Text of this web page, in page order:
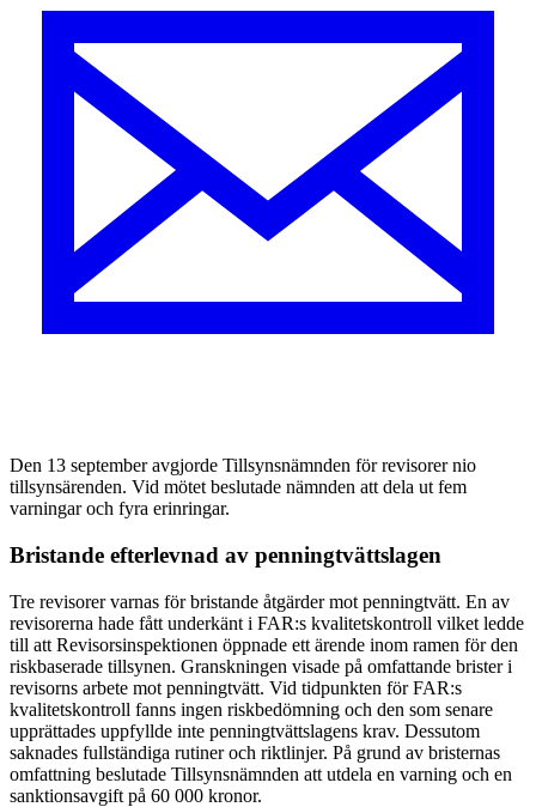
Den 13 september avgjorde Tillsynsnämnden för revisorer nio
tillsynsärenden. Vid mötet beslutade nämnden att dela ut fem
varningar och fyra erinringar.
Bristande efterlevnad av penningtvättslagen
Tre revisorer varnas för bristande åtgärder mot penningtvätt. En av
revisorerna hade fått underkänt i FAR:s kvalitetskontroll vilket ledde
till att Revisorsinspektionen öppnade ett ärende inom ramen för den
riskbaserade tillsynen. Granskningen visade på omfattande brister i
revisorns arbete mot penningtvätt. Vid tidpunkten för FAR:s
kvalitetskontroll fanns ingen riskbedömning och den som senare
upprättades uppfyllde inte penningtvättslagens krav. Dessutom
saknades fullständiga rutiner och riktlinjer. På grund av bristernas
omfattning beslutade Tillsynsnämnden att utdela en varning och en
sanktionsavgift på 60 000 kronor.